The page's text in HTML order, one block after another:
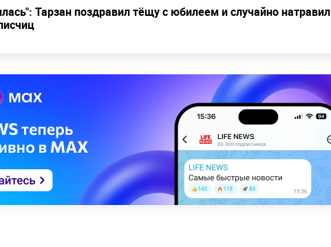
Тарзан поздравил тёщу с юбилеем и случайно натравил